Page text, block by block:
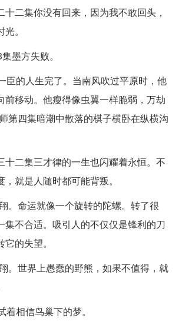
二集你没有回来，因为我不敢回头，
。
墨方失败。
臣的人生完了。当南风吹过平原时，他
前移动。他瘦得像虫翼一样脆弱，万劫
第四集暗潮中散落的棋子横卧在纵横沟
二集三才律的一生也闪耀着永恒。不
就是人随时都可能背叛。
。命运就像一个旋转的陀螺。转了很
集不合适。吸引人的不仅仅是锋利的刀
的失望。
。世界上愚蠢的野熊，如果不值得，就
相信鸟巢下的梦。